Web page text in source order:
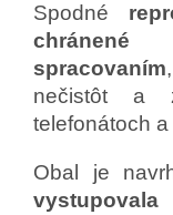
Spodné
spracovaním
nečistôt a
telefonátoch
Obal je